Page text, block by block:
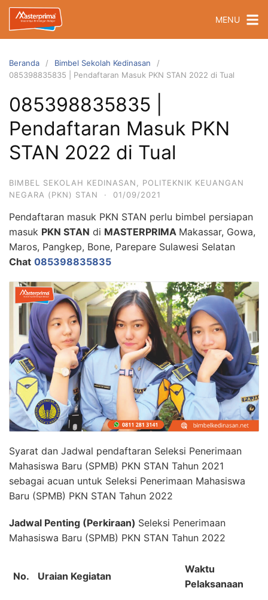
Langsung
konten
MENU
Beranda
Bimbel Sekolah Kedinasan
085398835835 | Pendaftaran Masuk PKN STAN 2022 di Tual
085398835835 |
Pendaftaran Masuk PKN
STAN 2022 di Tual
BIMBEL SEKOLAH KEDINASAN
POLITEKNIK KEUANGAN
NEGARA (PKN) STAN
· 01/09/2021
Pendaftaran masuk PKN STAN perlu bimbel persiapan
masuk PKN STAN di MASTERPRIMA Makassar, Gowa,
Maros, Pangkep, Bone, Parepare Sulawesi Selatan
Chat 085398835835
Syarat dan Jadwal pendaftaran Seleksi Penerimaan
Mahasiswa Baru (SPMB) PKN STAN Tahun 2021
sebagai acuan untuk Seleksi Penerimaan Mahasiswa
Baru (SPMB) PKN STAN Tahun 2022
Jadwal Penting (Perkiraan) Seleksi Penerimaan
Mahasiswa Baru (SPMB) PKN STAN Tahun 2022
No. Uraian Kegiatan
Waktu
Pelaksanaan